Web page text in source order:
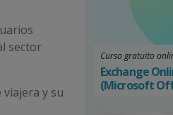
sector
y su
Curso gratuito
Exchange
(Microsoft